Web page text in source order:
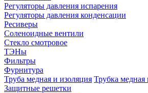
Регуляторы давления испарения
Регуляторы давления конденсации
Ресиверы
Соленоидные вентили
Стекло смотровое
ТЭНы
Фильтры
Фурнитура
Труба медная и изоляция Трубка медная
Защитные решетки